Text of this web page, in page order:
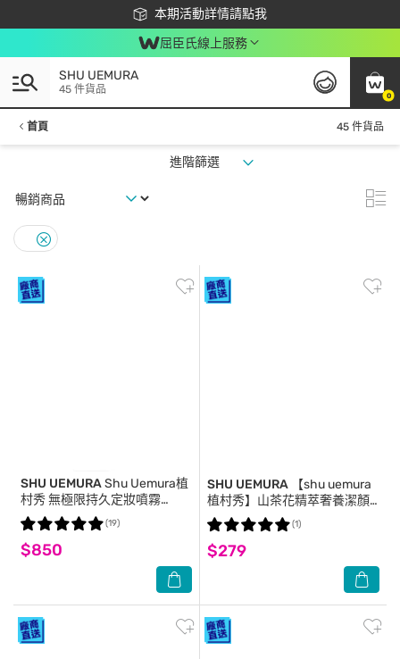
本期活動詳情請點我
下載app最高回饋$350
屈臣氏線上服務
0
SHU UEMURA
45 件貨品
首頁 45 件貨品
進階篩選
SHU UEMURAShu Uemura植
村秀 無極限持久定妝噴霧
100ml
$850
(19)
SHU UEMURA 【shu uemura
植村秀】山茶花精萃奢養潔顏
油 50ml 公司貨 卸妝油
$279
(1)